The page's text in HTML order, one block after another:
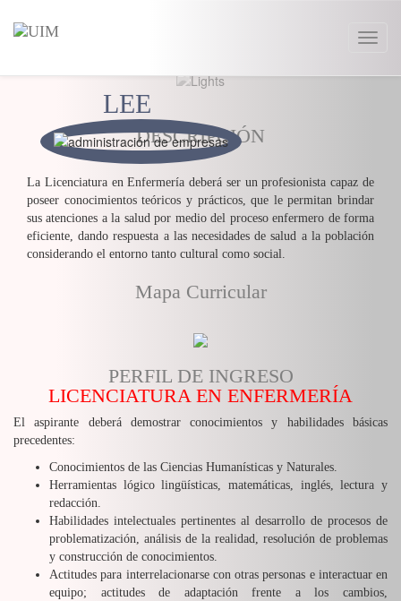
Toggle
LEE
LICENCIATURA EN ENFERMERÍA
DESCRIPCIÓN
La Licenciatura en Enfermería deberá ser un profesionista capaz de
poseer conocimientos teóricos y prácticos, que le permitan brindar
sus atenciones a la salud por medio del proceso enfermero de forma
eficiente, dando respuesta a las necesidades de salud a la población
considerando el entorno tanto cultural como social.
Mapa Curricular
PERFIL DE INGRESO
El aspirante deberá demostrar conocimientos y habilidades básicas
precedentes:
Conocimientos de las Ciencias Humanísticas y Naturales.
Herramientas lógico lingüísticas, matemáticas, inglés, lectura y
redacción.
Habilidades intelectuales pertinentes al desarrollo de procesos de
problematización, análisis de la realidad, resolución de problemas
y construcción de conocimientos.
Actitudes para interrelacionarse con otras personas e interactuar en
equipo; actitudes de adaptación frente a los cambios,